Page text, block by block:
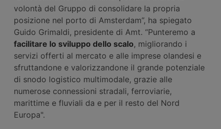
volontà del Gruppo di consolidare la propria
posizione nel porto di Amsterdam”, ha spiegato
Guido Grimaldi, presidente di Amt. “Punteremo a
facilitare lo sviluppo dello scalo, migliorando i
servizi offerti al mercato e alle imprese olandesi e
sfruttandone e valorizzandone il grande potenziale
di snodo logistico multimodale, grazie alle
numerose connessioni stradali, ferroviarie,
marittime e fluviali da e per il resto del Nord
Europa".